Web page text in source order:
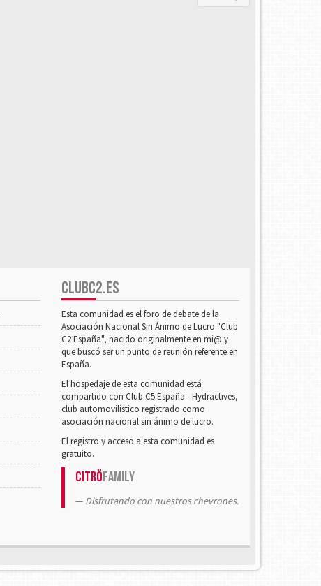
CLUBC2.ES
Esta comunidad es el foro de debate de la
Asociación Nacional Sin Ánimo de Lucro "Club
C2 España", nacido originalmente en mi@ y
que buscó ser un punto de reunión referente en
España.
El hospedaje de esta comunidad está
compartido con Club C5 España - Hydractives,
club automovilístico registrado como
asociación nacional sin ánimo de lucro.
El registro y acceso a esta comunidad es
gratuito.
CitröFamily
Disfrutando con nuestros chevrones.